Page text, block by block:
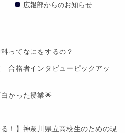
広報部からのお知らせ
ってなにをするの？
合格者インタビューピックアッ
かった授業🌟
る！】神奈川県立高校生のための現